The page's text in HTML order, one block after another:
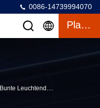
0086-14739994070
Plaudern
Bunte Leuchtende Löwenzahn-Landschaft Stahl Acryl Handgeschmiedete Kunstinstallationen Für Den Außenbereich